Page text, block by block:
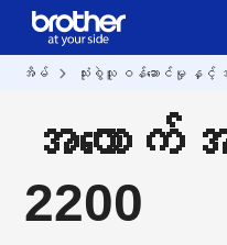
အိမ် သုံးစွဲသူ ဝန်ဆောင်မှု နှ
အထောက်
2200